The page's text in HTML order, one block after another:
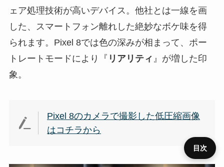
ェア処理技術が高いデバイス。他社とは一線を画
した、スマートフォン離れした絶妙なボケ味を得
られます。Pixel 8では色の深みが相まって、ポー
トレートモードにより『 リアリティ 』が増した印
象。
Pixel 8のカメラで撮影した低圧縮画像
はコチラから
目次